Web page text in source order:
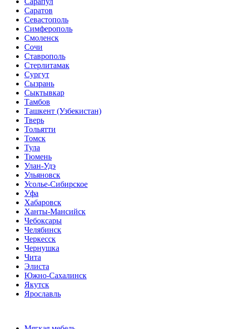
Саратов
Севастополь
Симферополь
Смоленск
Сочи
Ставрополь
Стерлитамак
Сургут
Сызрань
Сыктывкар
Тамбов
Ташкент (Узбекистан)
Тверь
Тольятти
Томск
Тула
Тюмень
Улан-Удэ
Ульяновск
Усолье-Сибирское
Уфа
Хабаровск
Ханты-Мансийск
Чебоксары
Челябинск
Черкесск
Чернушка
Чита
Элиста
Южно-Сахалинск
Якутск
Ярославль